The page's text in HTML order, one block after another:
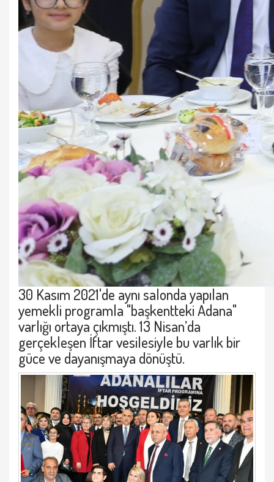
30 Kasım 2021'de aynı salonda yapılan
yemekli programla "başkentteki Adana"
varlığı ortaya çıkmıştı. 13 Nisan’da
gerçekleşen İftar vesilesiyle bu varlık bir
güce ve dayanışmaya dönüştü.